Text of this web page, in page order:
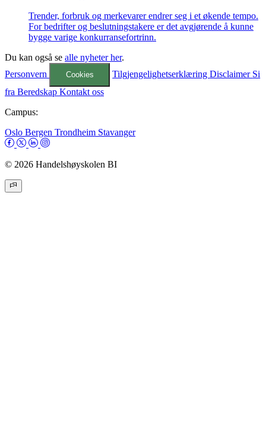
Trender, forbruk og merkevarer endrer seg i et økende tempo.
For bedrifter og beslutningstakere er det avgjørende å kunne
bygge varige konkurransefortrinn.
Du kan også se alle nyheter her.
Personvern
Cookies TilgjengelighetserklæringDisclaimer Si
fra Beredskap Kontakt oss
Campus:
Oslo Bergen Trondheim Stavanger
© 2026 Handelshøyskolen BI